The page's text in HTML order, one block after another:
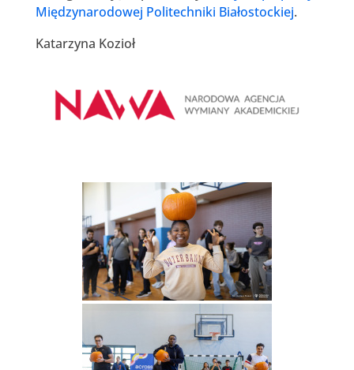
Międzynarodowej Politechniki Białostockiej.
Katarzyna Kozioł